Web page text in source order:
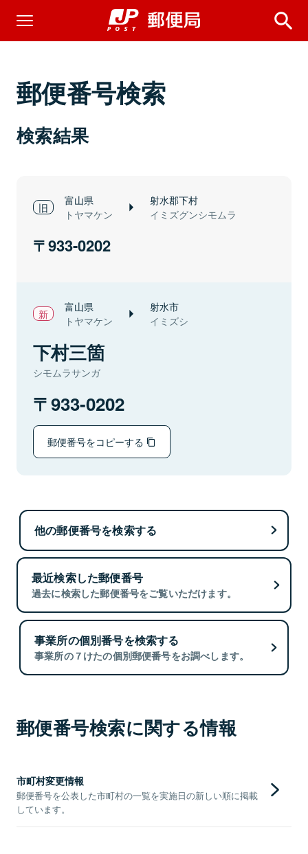
郵便番号検索
検索結果
富山県
トヤマケン
射水郡下村
イミズグンシモムラ
933-0202
富山県
トヤマケン
射水市
イミズシ
下村三箇
シモムラサンガ
933-0202
郵便番号をコピーする
他の郵便番号を検索する
最近検索した郵便番号
過去に検索した郵便番号をご覧いただけます。
事業所の個別番号を検索する
事業所の７けたの個別郵便番号をお調べします。
郵便番号検索に関する情報
市町村変更情報
郵便番号を公表した市町村の一覧を実施日の新しい順に掲載
しています。